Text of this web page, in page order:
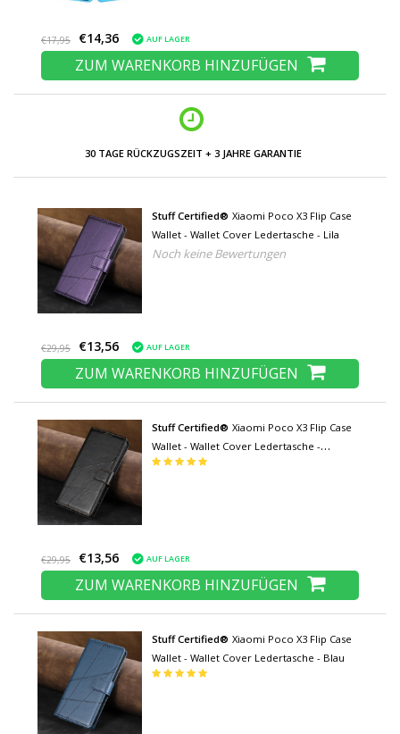
€17,95 €14,36 AUF LAGER
ZUM WARENKORB HINZUFÜGEN
NIEDRIGE PREISE UND GROSSE AUSWAHL
Stuff Certified® Xiaomi Poco X3 Flip Case
Wallet - Wallet Cover Ledertasche - Lila
Noch keine Bewertungen
€29,95 €13,56 AUF LAGER
ZUM WARENKORB HINZUFÜGEN
Stuff Certified® Xiaomi Poco X3 Flip Case
Wallet - Wallet Cover Ledertasche -
Schwarz
€29,95 €13,56 AUF LAGER
ZUM WARENKORB HINZUFÜGEN
Stuff Certified® Xiaomi Poco X3 Flip Case
Wallet - Wallet Cover Ledertasche - Blau